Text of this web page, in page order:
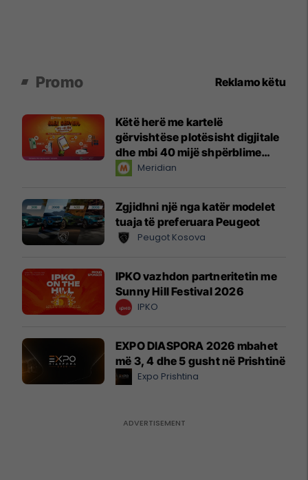
Promo Reklamo këtu
Këtë herë me kartelë
gërvishtëse plotësisht digjitale
dhe mbi 40 mijë shpërblime
instant!Meridian
Zgjidhni një nga katër modelet
tuaja të preferuara Peugeot
Peugot Kosova
IPKO vazhdon partneritetin me
Sunny Hill Festival 2026
IPKO
EXPO DIASPORA 2026 mbahet
më 3, 4 dhe 5 gusht në Prishtinë
Expo Prishtina